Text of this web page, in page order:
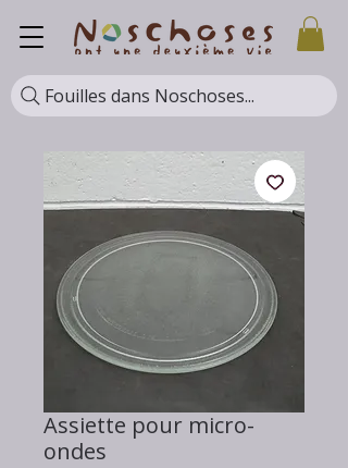
Fouilles dans Noschoses...
Assiette pour micro-
ondes